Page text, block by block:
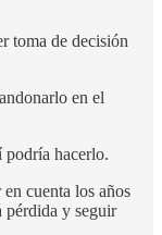
toma de decisión
en el
podría hacerlo.
cuenta los años
pérdida y seguir